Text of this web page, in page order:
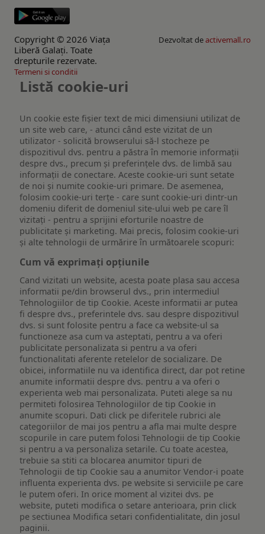
Copyright © 2026 Viaţa
Liberă Galaţi. Toate
drepturile rezervate.
Dezvoltat deactivemall.ro
Termeni si conditii
Listă cookie-uri
Un cookie este fişier text de mici dimensiuni utilizat de
un site web care, - atunci când este vizitat de un
utilizator - solicită browserului să-l stocheze pe
dispozitivul dvs. pentru a păstra în memorie informații
despre dvs., precum și preferințele dvs. de limbă sau
informații de conectare. Aceste cookie-uri sunt setate
de noi și numite cookie-uri primare. De asemenea,
folosim cookie-uri terțe - care sunt cookie-uri dintr-un
domeniu diferit de domeniul site-ului web pe care îl
vizitați - pentru a sprijini eforturile noastre de
publicitate și marketing. Mai precis, folosim cookie-uri
și alte tehnologii de urmărire în următoarele scopuri:
Cum vă exprimați opțiunile
Cand vizitati un website, acesta poate plasa sau accesa
informatii pe/din browserul dvs., prin intermediul
Tehnologiilor de tip Cookie. Aceste informatii ar putea
fi despre dvs., preferintele dvs. sau despre dispozitivul
dvs. si sunt folosite pentru a face ca website-ul sa
functioneze asa cum va asteptati, pentru a va oferi
publicitate personalizata si pentru a va oferi
functionalitati aferente retelelor de socializare. De
obicei, informatiile nu va identifica direct, dar pot retine
anumite informatii despre dvs. pentru a va oferi o
experienta web mai personalizata. Puteti alege sa nu
permiteti folosirea Tehnologiilor de tip Cookie in
anumite scopuri. Dati click pe diferitele rubrici ale
categoriilor de mai jos pentru a afla mai multe despre
scopurile in care putem folosi Tehnologii de tip Cookie
si pentru a va personaliza setarile. Cu toate acestea,
trebuie sa stiti ca blocarea anumitor tipuri de
Tehnologii de tip Cookie sau a anumitor Vendor-i poate
influenta experienta dvs. pe website si serviciile pe care
le putem oferi. In orice moment al vizitei dvs. pe
website, puteti modifica o setare anterioara, prin click
pe sectiunea Modifica setari confidentialitate, din josul
paginii.